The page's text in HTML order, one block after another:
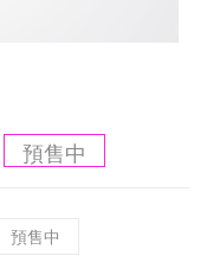
預售中
預售中